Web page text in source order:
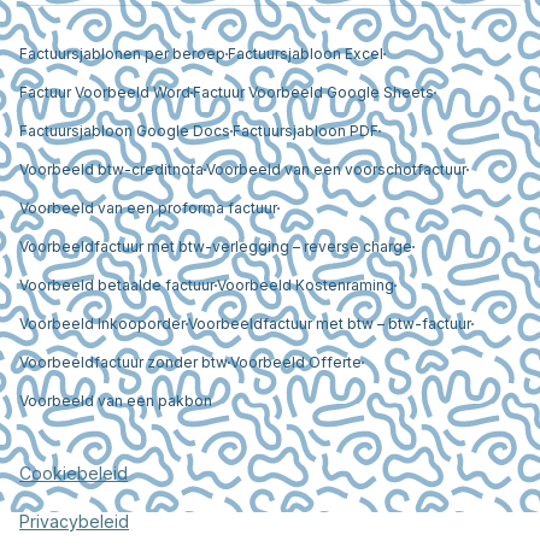
Factuursjablonen per beroep Factuursjabloon Excel
Factuur Voorbeeld WordFactuur Voorbeeld Google Sheets
Factuursjabloon Google Docs Factuursjabloon PDF
Voorbeeld btw-creditnotaVoorbeeld van een voorschotfactuur
Voorbeeld van een proforma factuur
Voorbeeldfactuur met btw-verlegging – reverse charge
Voorbeeld betaalde factuurVoorbeeld Kostenraming
Voorbeeld InkooporderVoorbeeldfactuur met btw – btw-factuur
Voorbeeldfactuur zonder btwVoorbeeld Offerte
Voorbeeld van een pakbon
Cookiebeleid
Privacybeleid